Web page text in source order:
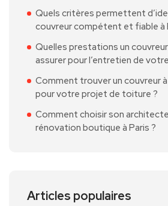
Quels critères permettent
couvreur compétent et fiable à
Quelles prestations un
assurer pour l’entretien de
Comment trouver un couvreur
pour votre projet de toiture ?
Comment choisir son
rénovation boutique à Paris ?
Articles populaires